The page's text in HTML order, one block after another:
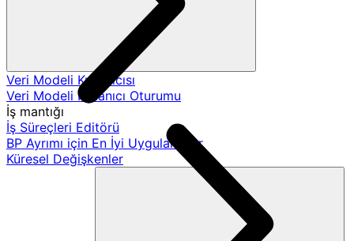
Veri Modeli Kullanıcısı
Veri Modeli Kullanıcı Oturumu
İş mantığı
İş Süreçleri Editörü
BP Ayrımı için En İyi Uygulamalar
Küresel Değişkenler